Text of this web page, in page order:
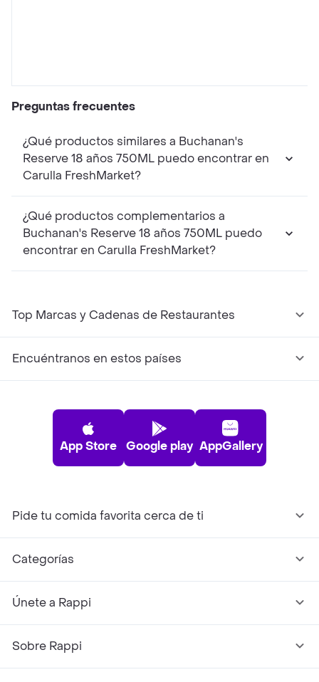
Preguntas frecuentes
¿Qué productos similares a Buchanan's
Reserve 18 años 750ML puedo encontrar en
Carulla FreshMarket?
¿Qué productos complementarios a
Buchanan's Reserve 18 años 750ML puedo
encontrar en Carulla FreshMarket?
Top Marcas y Cadenas de Restaurantes
Encuéntranos en estos países
App Store Google play AppGallery
Pide tu comida favorita cerca de ti
Categorías
Únete a Rappi
Sobre Rappi